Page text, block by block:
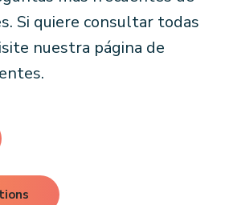
Si quiere consultar todas
nuestra página de